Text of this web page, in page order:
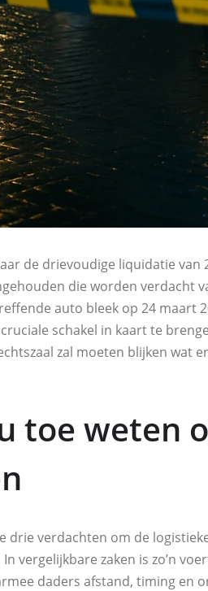
de drievoudige liquidatie van
die worden verdacht
auto bleek op 24 maart
schakel in kaart te
zal moeten blijken wat
toe weten
drie verdachten om de
vergelijkbare zaken is zo’n
daders afstand, timing en